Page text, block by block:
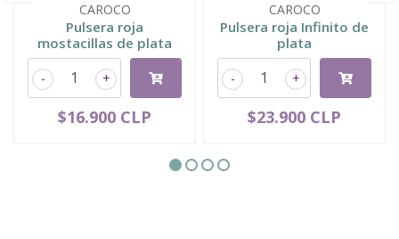
CAROCO
Pulsera roja
mostacillas de plata
+
-
$16.900 CLP
CAROCO
Pulsera roja Infinito de
plata
+
-
$23.900 CLP